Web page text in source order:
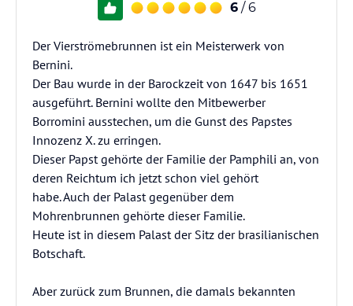
6 / 6
Der Vierströmebrunnen ist ein Meisterwerk von
Bernini.
Der Bau wurde in der Barockzeit von 1647 bis 1651
ausgeführt. Bernini wollte den Mitbewerber
Borromini ausstechen, um die Gunst des Papstes
Innozenz X. zu erringen.
Dieser Papst gehörte der Familie der Pamphili an, von
deren Reichtum ich jetzt schon viel gehört
habe. Auch der Palast gegenüber dem
Mohrenbrunnen gehörte dieser Familie.
Heute ist in diesem Palast der Sitz der brasilianischen
Botschaft.
Aber zurück zum Brunnen, die damals bekannten